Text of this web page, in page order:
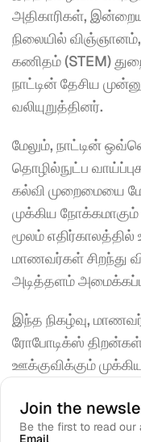
அதிகாரிகள்,
நிலையில்
கணிதம் (STEM)
நாட்டின் தேசிய
வலியுறுத்தினர்.
மேலும், நாட்டின்
தொழில்நுட்ப
கல்வி முறைமையை
முக்கிய
மூலம்
மாணவர்கள் சிறந்து
அடித்தளம்
இந்த நிகழ்வு,
ரோபோடிக்ஸ்
ஊக்குவிக்கும்
Join the
Be the first to read our
Email